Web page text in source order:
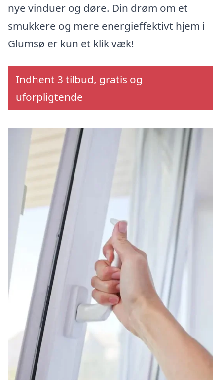
nye vinduer og døre. Din drøm om et
smukkere og mere energieffektivt hjem i
Glumsø er kun et klik væk!
Indhent 3 tilbud, gratis og
uforpligtende